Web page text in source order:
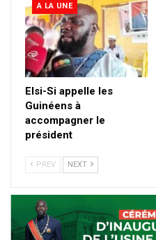
A LA UNE
Elsi-Si appelle les
Guinéens à
accompagner le
président
PREV NEXT